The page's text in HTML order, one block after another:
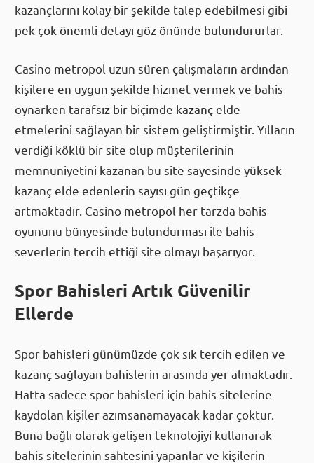
kazançlarını kolay bir şekilde talep edebilmesi gibi
pek çok önemli detayı göz önünde bulundururlar.
Casino metropol uzun süren çalışmaların ardından
kişilere en uygun şekilde hizmet vermek ve bahis
oynarken tarafsız bir biçimde kazanç elde
etmelerini sağlayan bir sistem geliştirmiştir. Yılların
verdiği köklü bir site olup müşterilerinin
memnuniyetini kazanan bu site sayesinde yüksek
kazanç elde edenlerin sayısı gün geçtikçe
artmaktadır. Casino metropol her tarzda bahis
oyununu bünyesinde bulundurması ile bahis
severlerin tercih ettiği site olmayı başarıyor.
Spor Bahisleri Artık Güvenilir
Ellerde
Spor bahisleri günümüzde çok sık tercih edilen ve
kazanç sağlayan bahislerin arasında yer almaktadır.
Hatta sadece spor bahisleri için bahis sitelerine
kaydolan kişiler azımsanamayacak kadar çoktur.
Buna bağlı olarak gelişen teknolojiyi kullanarak
bahis sitelerinin sahtesini yapanlar ve kişilerin